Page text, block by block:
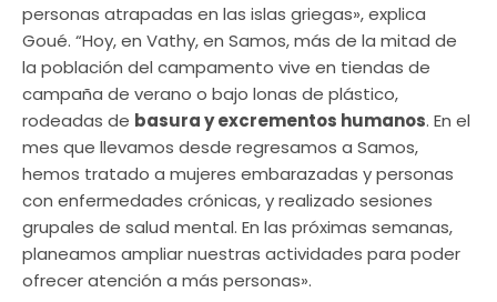
personas atrapadas en las islas griegas», explica
Goué. “Hoy, en Vathy, en Samos, más de la mitad de
la población del campamento vive en tiendas de
campaña de verano o bajo lonas de plástico,
rodeadas de basura y excrementos humanos. En el
mes que llevamos desde regresamos a Samos,
hemos tratado a mujeres embarazadas y personas
con enfermedades crónicas, y realizado sesiones
grupales de salud mental. En las próximas semanas,
planeamos ampliar nuestras actividades para poder
ofrecer atención a más personas».